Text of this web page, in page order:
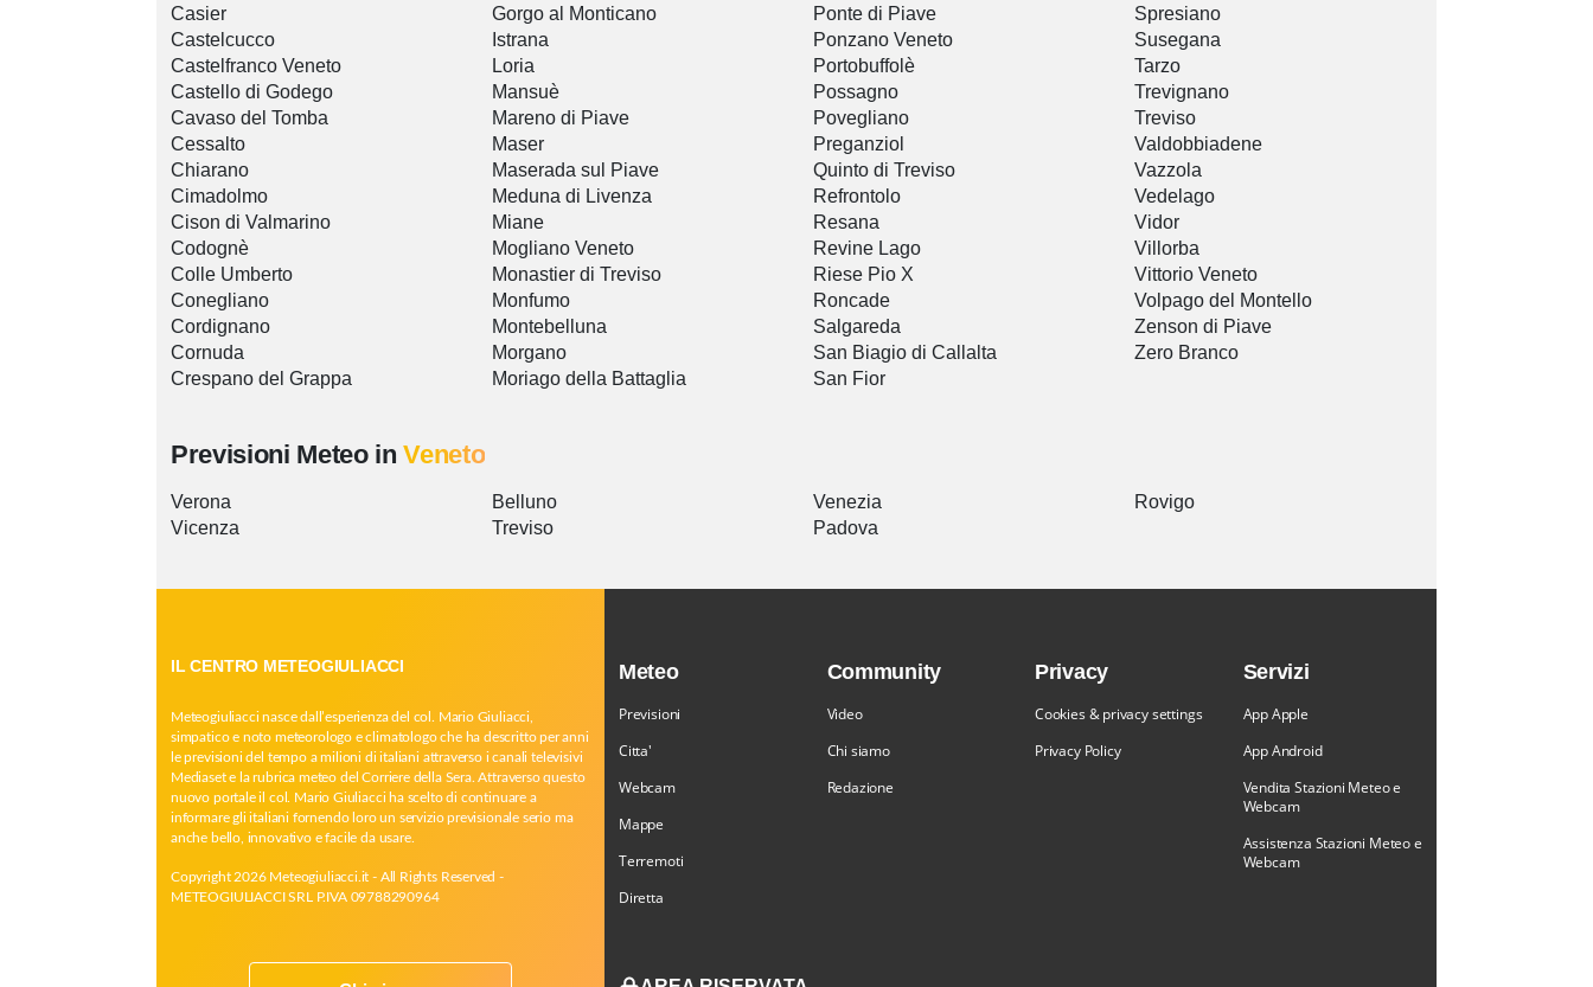
Casier
Castelcucco
Castelfranco Veneto
Castello di Godego
Cavaso del Tomba
Cessalto
Chiarano
Cimadolmo
Cison di Valmarino
Codognè
Colle Umberto
Conegliano
Cordignano
Cornuda
Crespano del Grappa
Gorgo al Monticano
Istrana
Loria
Mansuè
Mareno di Piave
Maser
Maserada sul Piave
Meduna di Livenza
Miane
Mogliano Veneto
Monastier di Treviso
Monfumo
Montebelluna
Morgano
Moriago della Battaglia
Ponte di Piave
Ponzano Veneto
Portobuffolè
Possagno
Povegliano
Preganziol
Quinto di Treviso
Refrontolo
Resana
Revine Lago
Riese Pio X
Roncade
Salgareda
San Biagio di Callalta
San Fior
Spresiano
Susegana
Tarzo
Trevignano
Treviso
Valdobbiadene
Vazzola
Vedelago
Vidor
Villorba
Vittorio Veneto
Volpago del Montello
Zenson di Piave
Zero Branco
Previsioni Meteo inVeneto
Verona
Vicenza
Belluno
Treviso
Venezia
Padova
Rovigo
IL CENTRO METEOGIULIACCI
Meteogiuliacci nasce dall’esperienza del col. Mario Giuliacci,
simpatico e noto meteorologo e climatologo che ha descritto per anni
le previsioni del tempo a milioni di italiani attraverso i canali televisivi
Mediaset e la rubrica meteo del Corriere della Sera. Attraverso questo
nuovo portale il col. Mario Giuliacci ha scelto di continuare a
informare gli italiani fornendo loro un servizio previsionale serio ma
anche bello, innovativo e facile da usare.
Copyright 2026 Meteogiuliacci.it - All Rights Reserved -
METEOGIULIACCI SRL P.IVA 09788290964
Meteo
Previsioni
Citta'
Webcam
Mappe
Terremoti
Diretta
Community
Video
Chi siamo
Redazione
Privacy
Cookies & privacy settings
Privacy Policy
Servizi
App Apple
App Android
Vendita Stazioni Meteo e
Webcam
Assistenza Stazioni Meteo e
Webcam